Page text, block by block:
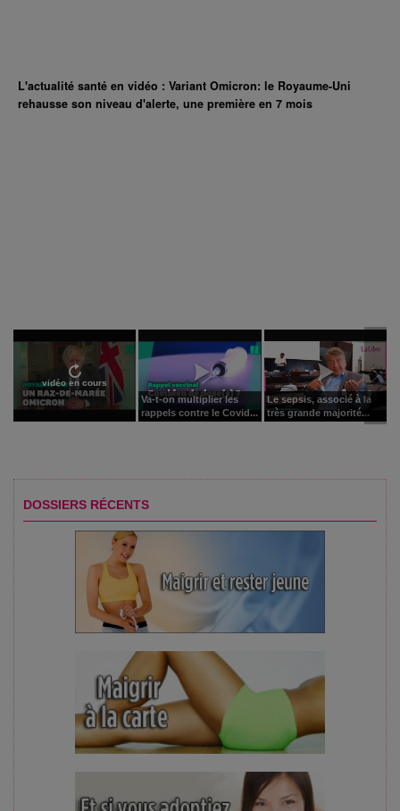
L'actualité santé en vidéo : Variant Omicron: le Royaume-Uni
rehausse son niveau d'alerte, une première en 7 mois
vidéo en cours
Va-t-on multiplier les
rappels contre le Covid...
Le sepsis, associé à la
très grande majorité...
DOSSIERS RÉCENTS